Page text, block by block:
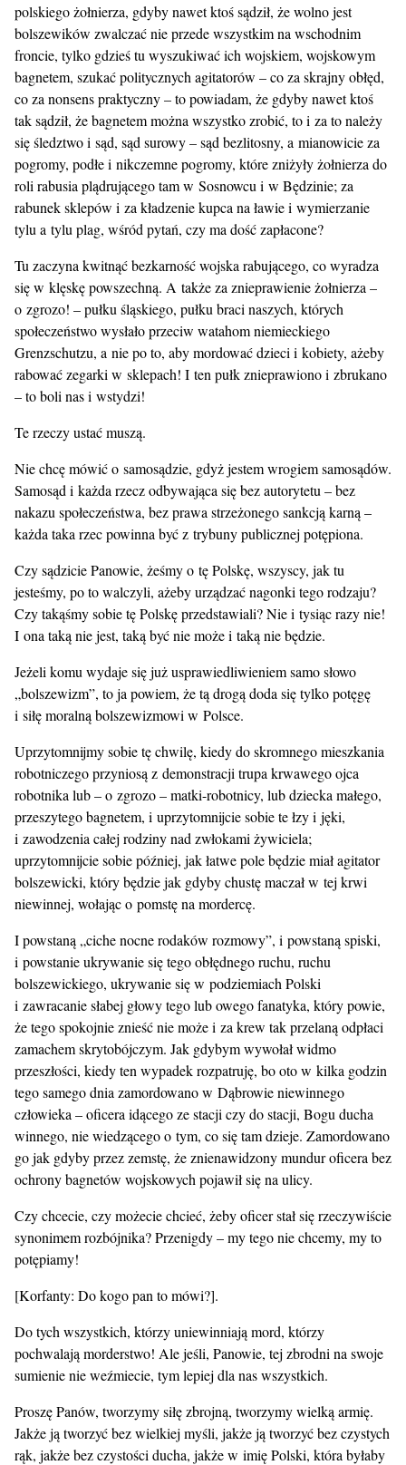
polskiego żołnierza, gdyby nawet ktoś sądził, że wolno jest
bolszewików zwalczać nie przede wszystkim na wschodnim
froncie, tylko gdzieś tu wyszukiwać ich wojskiem, wojskowym
bagnetem, szukać politycznych agitatorów – co za skrajny obłęd,
co za nonsens praktyczny – to powiadam, że gdyby nawet ktoś
tak sądził, że bagnetem można wszystko zrobić, to i za to należy
się śledztwo i sąd, sąd surowy – sąd bezlitosny, a mianowicie za
pogromy, podłe i nikczemne pogromy, które zniżyły żołnierza do
roli rabusia plądrującego tam w Sosnowcu i w Będzinie; za
rabunek sklepów i za kładzenie kupca na ławie i wymierzanie
tylu a tylu plag, wśród pytań, czy ma dość zapłacone?
Tu zaczyna kwitnąć bezkarność wojska rabującego, co wyradza
się w klęskę powszechną. A także za znieprawienie żołnierza –
o zgrozo! – pułku śląskiego, pułku braci naszych, których
społeczeństwo wysłało przeciw watahom niemieckiego
Grenzschutzu, a nie po to, aby mordować dzieci i kobiety, ażeby
rabować zegarki w sklepach! I ten pułk znieprawiono i zbrukano
– to boli nas i wstydzi!
Te rzeczy ustać muszą.
Nie chcę mówić o samosądzie, gdyż jestem wrogiem samosądów.
Samosąd i każda rzecz odbywająca się bez autorytetu – bez
nakazu społeczeństwa, bez prawa strzeżonego sankcją karną –
każda taka rzec powinna być z trybuny publicznej potępiona.
Czy sądzicie Panowie, żeśmy o tę Polskę, wszyscy, jak tu
jesteśmy, po to walczyli, ażeby urządzać nagonki tego rodzaju?
Czy takąśmy sobie tę Polskę przedstawiali? Nie i tysiąc razy nie!
I ona taką nie jest, taką być nie może i taką nie będzie.
Jeżeli komu wydaje się już usprawiedliwieniem samo słowo
„bolszewizm”, to ja powiem, że tą drogą doda się tylko potęgę
i siłę moralną bolszewizmowi w Polsce.
Uprzytomnijmy sobie tę chwilę, kiedy do skromnego mieszkania
robotniczego przyniosą z demonstracji trupa krwawego ojca
robotnika lub – o zgrozo – matki-robotnicy, lub dziecka małego,
przeszytego bagnetem, i uprzytomnijcie sobie te łzy i jęki,
i zawodzenia całej rodziny nad zwłokami żywiciela;
uprzytomnijcie sobie później, jak łatwe pole będzie miał agitator
bolszewicki, który będzie jak gdyby chustę maczał w tej krwi
niewinnej, wołając o pomstę na mordercę.
I powstaną „ciche nocne rodaków rozmowy”, i powstaną spiski,
i powstanie ukrywanie się tego obłędnego ruchu, ruchu
bolszewickiego, ukrywanie się w podziemiach Polski
i zawracanie słabej głowy tego lub owego fanatyka, który powie,
że tego spokojnie znieść nie może i za krew tak przelaną odpłaci
zamachem skrytobójczym. Jak gdybym wywołał widmo
przeszłości, kiedy ten wypadek rozpatruję, bo oto w kilka godzin
tego samego dnia zamordowano w Dąbrowie niewinnego
człowieka – oficera idącego ze stacji czy do stacji, Bogu ducha
winnego, nie wiedzącego o tym, co się tam dzieje. Zamordowano
go jak gdyby przez zemstę, że znienawidzony mundur oficera bez
ochrony bagnetów wojskowych pojawił się na ulicy.
Czy chcecie, czy możecie chcieć, żeby oficer stał się rzeczywiście
synonimem rozbójnika? Przenigdy – my tego nie chcemy, my to
potępiamy!
[Korfanty: Do kogo pan to mówi?].
Do tych wszystkich, którzy uniewinniają mord, którzy
pochwalają morderstwo! Ale jeśli, Panowie, tej zbrodni na swoje
sumienie nie weźmiecie, tym lepiej dla nas wszystkich.
Proszę Panów, tworzymy siłę zbrojną, tworzymy wielką armię.
Jakże ją tworzyć bez wielkiej myśli, jakże ją tworzyć bez czystych
rąk, jakże bez czystości ducha, jakże w imię Polski, która byłaby